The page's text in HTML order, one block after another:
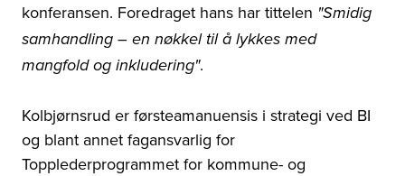
konferansen. Foredraget hans har tittelen "Smidig
samhandling – en nøkkel til å lykkes med
mangfold og inkludering".
Kolbjørnsrud er førsteamanuensis i strategi ved BI
og blant annet fagansvarlig for
Topplederprogrammet for kommune- og